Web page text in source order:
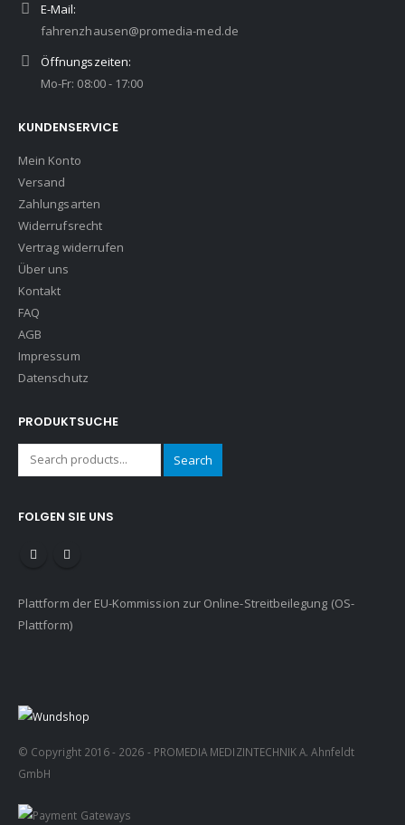
E-Mail:
fahrenzhausen@promedia-med.de
Öffnungszeiten:
Mo-Fr: 08:00 - 17:00
KUNDENSERVICE
Mein Konto
Versand
Zahlungsarten
Widerrufsrecht
Vertrag widerrufen
Über uns
Kontakt
FAQ
AGB
Impressum
Datenschutz
PRODUKTSUCHE
Search
FOLGEN SIE UNS
Plattform der EU-Kommission zur Online-Streitbeilegung (OS-
Plattform)
© Copyright 2016 - 2026 - PROMEDIA MEDIZINTECHNIK A. Ahnfeldt
GmbH